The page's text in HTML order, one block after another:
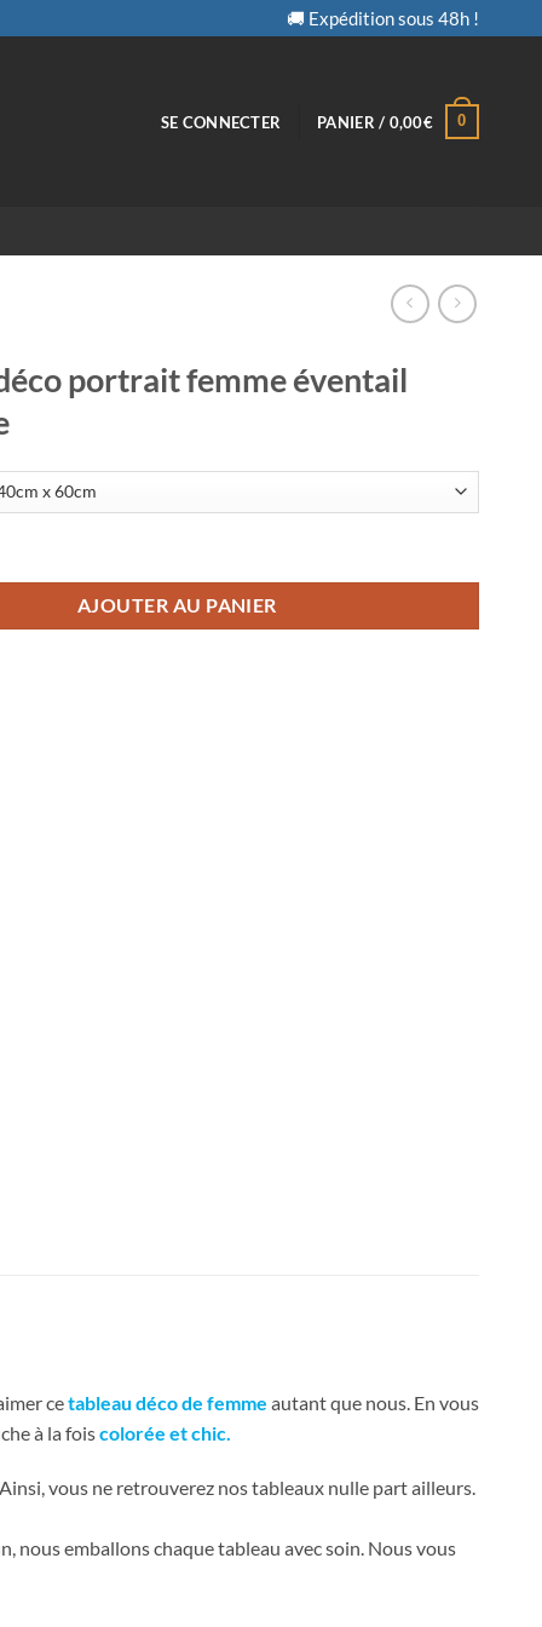
🚚 Expédition sous 48h !
SE CONNECTER PANIER / 0,00€ 0
portrait femme éventail
AJOUTER AU PANIER
cetableau déco de femme autant que nous. En vous
à la foiscolorée et chic.
vous ne retrouverez nos tableaux nulle part ailleurs.
nous emballons chaque tableau avec soin. Nous vous